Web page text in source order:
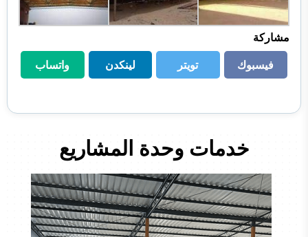
مشاركة
فيسبوك
فيسبوك
تويتر
تويتر
لينكدن
لينكدن
واتساب
واتساب
خدمات وحدة المشاريع